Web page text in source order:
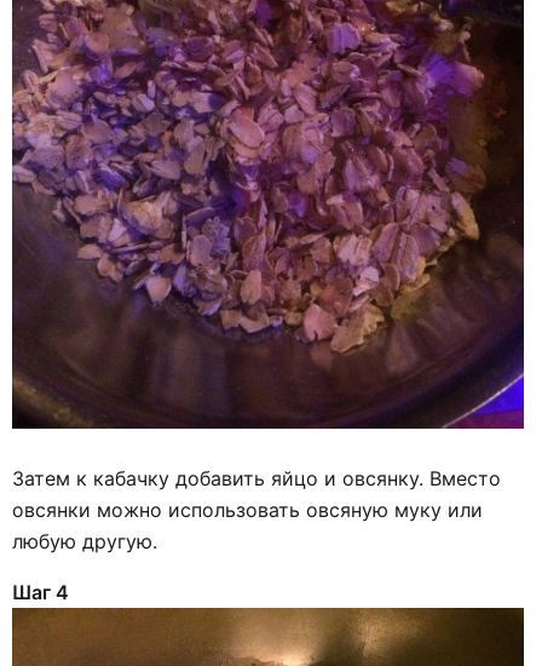
Затем к кабачку добавить яйцо и овсянку. Вместо
овсянки можно использовать овсяную муку или
любую другую.
Шаг 4